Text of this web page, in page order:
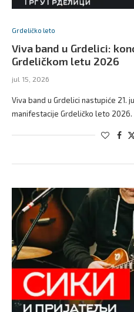
Grdeličko leto
Viva band u Grdelici:
Grdeličkom letu 2026
jul 15, 2026
Viva band u Grdelici nastupiće 21.
manifestacije Grdeličko leto